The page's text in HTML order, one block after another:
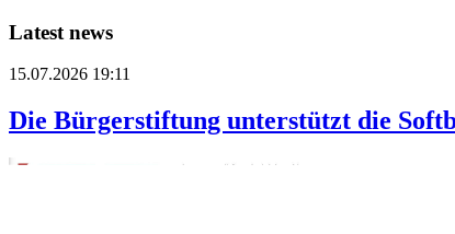
Latest news
15.07.2026 19:11
Die Bürgerstiftung unterstützt die